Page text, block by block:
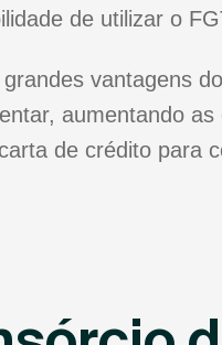
de utilizar o
vantagens
aumentando
de crédito para